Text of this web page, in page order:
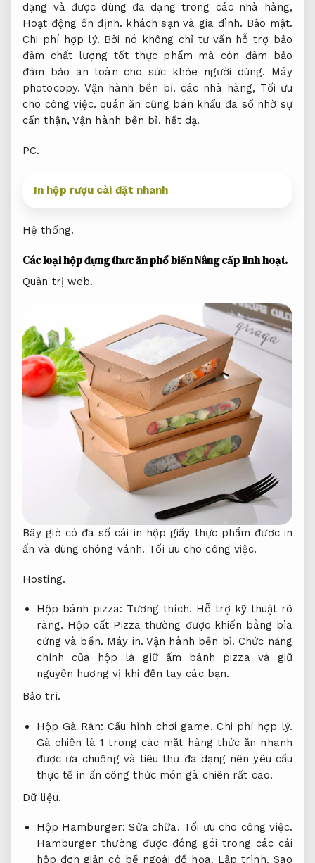
dạng và được dùng đa dạng trong các nhà hàng,
Hoạt động ổn định. khách sạn và gia đình. Bảo mật.
Chi phí hợp lý. Bởi nó không chỉ tư vấn hỗ trợ bảo
đảm chất lượng tốt thực phẩm mà còn đảm bảo
đảm bảo an toàn cho sức khỏe người dùng. Máy
photocopy. Vận hành bền bỉ. các nhà hàng, Tối ưu
cho công việc. quán ăn cũng bán khẩu đa số nhờ sự
cẩn thận,Vận hành bền bỉ. hết dạ.
PC.
In hộp rượu cài đặt nhanh
Hệ thống.
Các loại hộp đựng thưc ăn phổ biếnNâng cấp linh hoạt.
Quản trị web.
Bây giờ có đa số cái in hộp giấy thực phẩm được in
ấn và dùng chóng vánh. Tối ưu cho công việc.
Hosting.
Hộp bánh pizza: Tương thích. Hỗ trợ kỹ thuật rõ
ràng. Hộp cất Pizza thường được khiến bằng bìa
cứng và bền. Máy in. Vận hành bền bỉ. Chức năng
chính của hộp là giữ ấm bánh pizza và giữ
nguyên hương vị khi đến tay các bạn.
Bảo trì.
Hộp Gà Rán: Cấu hình chơi game. Chi phí hợp lý.
Gà chiên là 1 trong các mặt hàng thức ăn nhanh
được ưa chuộng và tiêu thụ đa dạng nên yêu cầu
thực tế in ấn công thức món gà chiên rất cao.
Dữ liệu.
Hộp Hamburger:Sửa chữa. Tối ưu cho công việc.
Hamburger thường được đóng gói trong các cái
hộp đơn giản có bề ngoài đồ họa. Lập trình. Sao